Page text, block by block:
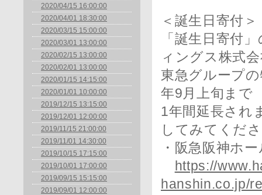
2020/04/15 16:00:00
2020/04/01 18:30:00
2020/03/15 15:00:00
2020/03/01 13:00:00
2020/02/15 13:00:00
2020/02/01 13:00:00
2020/01/15 14:15:00
2020/01/01 10:00:00
2019/12/15 13:15:00
2019/12/01 12:00:00
2019/11/15 21:00:00
2019/11/01 14:30:00
2019/10/15 17:15:00
2019/10/01 17:00:00
2019/09/15 15:15:00
2019/09/01 12:00:00
＜誕生日寄付＞
「誕生日寄付
ィングス株式
東急グループ
年9月上旬まで
1年間延長され
してみてくだ
・阪急阪神ホ
https://
hanshin.co.jp/